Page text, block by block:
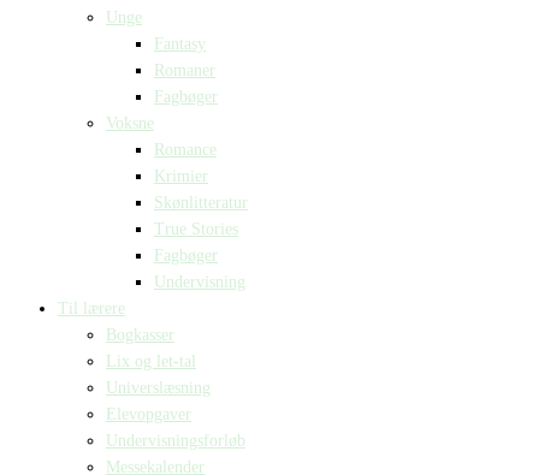
Unge
Fantasy
Romaner
Fagbøger
Voksne
Romance
Krimier
Skønlitteratur
True Stories
Fagbøger
Undervisning
Til lærere
Bogkasser
Lix og let-tal
Universlæsning
Elevopgaver
Undervisningsforløb
Messekalender